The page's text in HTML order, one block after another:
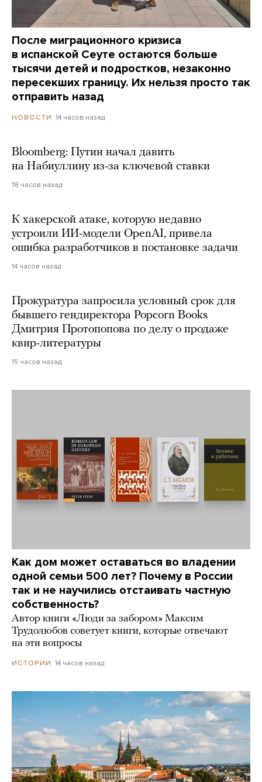
После миграционного кризиса
в испанской Сеуте остаются больше
тысячи детей и подростков, незаконно
пересекших границу. Их нельзя просто так
отправить назад
НОВОСТИ 14 часов назад
Bloomberg: Путин начал давить
на Набиуллину из-за ключевой ставки
18 часов назад
К хакерской атаке, которую недавно
устроили ИИ-модели OpenAI, привела
ошибка разработчиков в постановке задачи
14 часов назад
Прокуратура запросила условный срок для
бывшего гендиректора Popcorn Books
Дмитрия Протопопова по делу о продаже
квир-литературы
15 часов назад
Как дом может оставаться во владении
одной семьи 500 лет? Почему в России
так и не научились отстаивать частную
собственность?
Автор книги «Люди за забором» Максим
Трудолюбов советует книги, которые отвечают
на эти вопросы
ИСТОРИИ 14 часов назад